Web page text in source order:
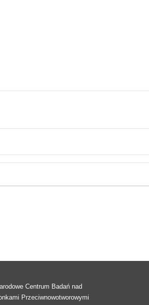
Centrum Badań nad
Przeciwnowotworowymi